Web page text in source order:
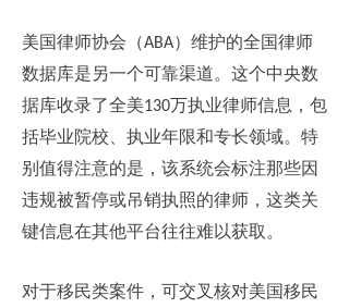
美国律师协会（ABA）维护的全国律师
数据库是另一个可靠渠道。这个中央数
据库收录了全美130万执业律师信息，包
括毕业院校、执业年限和专长领域。特
别值得注意的是，该系统会标注那些因
违规被暂停或吊销执照的律师，这类关
键信息在其他平台往往难以获取。
对于移民类案件，可交叉核对美国移民